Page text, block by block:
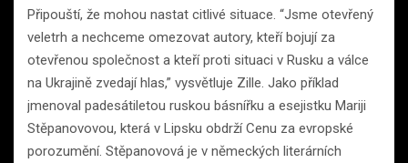
Připouští, že mohou nastat citlivé situace. “Jsme otevřený
veletrh a nechceme omezovat autory, kteří bojují za
otevřenou společnost a kteří proti situaci v Rusku a válce
na Ukrajině zvedají hlas,” vysvětluje Zille. Jako příklad
jmenoval padesátiletou ruskou básnířku a esejistku Mariji
Stěpanovovou, která v Lipsku obdrží Cenu za evropské
porozumění. Stěpanovová je v německých literárních